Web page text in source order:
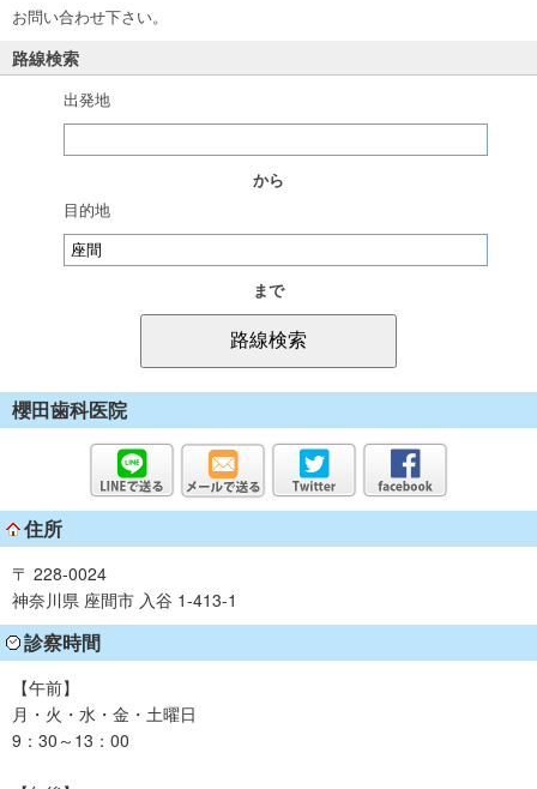
お問い合わせ下さい。
路線検索
出発地
から
目的地
まで
櫻田歯科医院
住所
〒 228-0024
神奈川県 座間市 入谷 1-413-1
診察時間
【午前】
月・火・水・金・土曜日
9：30～13：00